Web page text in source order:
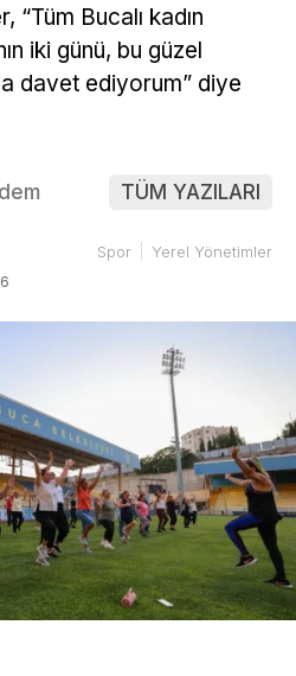
“Tüm Bucalı kadın
iki günü, bu güzel
davet ediyorum” diye
TÜM YAZILARI
Spor Yerel Yönetimler